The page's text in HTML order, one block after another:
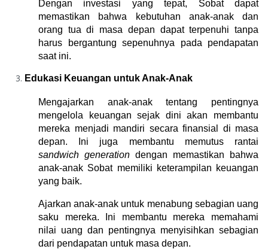
Dengan investasi yang tepat, Sobat dapat
memastikan bahwa kebutuhan anak-anak dan
orang tua di masa depan dapat terpenuhi tanpa
harus bergantung sepenuhnya pada pendapatan
saat ini.
Edukasi Keuangan untuk Anak-Anak
Mengajarkan anak-anak tentang pentingnya
mengelola keuangan sejak dini akan membantu
mereka menjadi mandiri secara finansial di masa
depan. Ini juga membantu memutus rantai
sandwich generation dengan memastikan bahwa
anak-anak Sobat memiliki keterampilan keuangan
yang baik.
Ajarkan anak-anak untuk menabung sebagian uang
saku mereka. Ini membantu mereka memahami
nilai uang dan pentingnya menyisihkan sebagian
dari pendapatan untuk masa depan.